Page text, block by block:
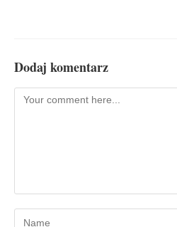
Dodaj komentarz